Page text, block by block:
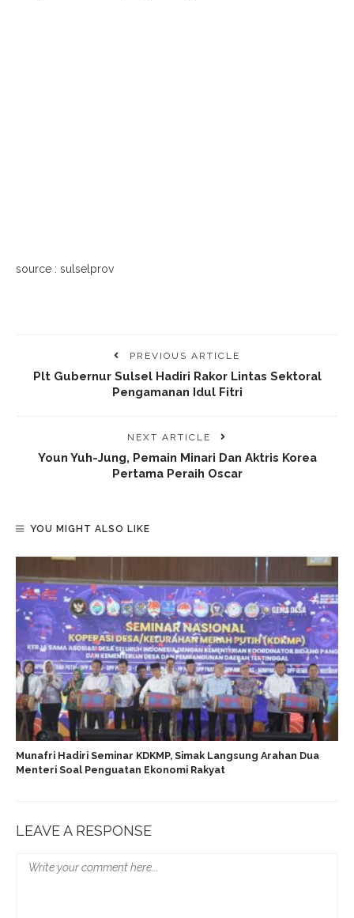
source : sulselprov
PREVIOUS ARTICLE
Plt Gubernur Sulsel Hadiri Rakor Lintas Sektoral
Pengamanan Idul Fitri
NEXT ARTICLE
Youn Yuh-Jung, Pemain Minari Dan Aktris Korea
Pertama Peraih Oscar
YOU MIGHT ALSO LIKE
Munafri Hadiri Seminar KDKMP, Simak Langsung Arahan Dua
Menteri Soal Penguatan Ekonomi Rakyat
LEAVE A RESPONSE